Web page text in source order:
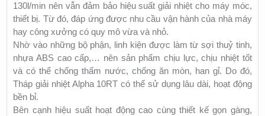
130l/min nên vẫn đảm bảo hiệu suất giải nhiệt cho máy móc,
thiết bị. Từ đó, đáp ứng được nhu cầu vận hành của nhà máy
hay công xưởng có quy mô vừa và nhỏ.
Nhờ vào những bộ phận, linh kiện được làm từ sợi thuỷ tinh,
nhựa ABS cao cấp,… nên sản phẩm chịu lực, chịu nhiệt tốt
và có thể chống thấm nước, chống ăn mòn, han gỉ. Do đó,
Tháp giải nhiệt Alpha 10RT có thể sử dụng lâu dài, hoạt động
bền bỉ.
Bên cạnh hiệu suất hoạt động cao cùng thiết kế gọn gàng,